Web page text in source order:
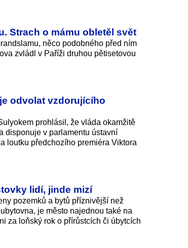
Strach o mámu obletěl svět
něco podobného před ním
zvládl v Paříži druhou pětisetovou
odvolat vzdorujícího
prohlásil, že vláda okamžitě
disponuje v parlamentu ústavní
loutku předchozího premiéra Viktora
lidí, jinde mizí
pozemků a bytů příznivější než
je město najednou také na
za loňský rok o přírůstcích či úbytcích